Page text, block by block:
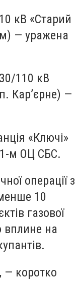
кВ «Старий
— уражена
110 кВ
Кар’єрне) —
«Ключі»
м ОЦ СБС.
операції з
10
газової
вплине на
— коротко